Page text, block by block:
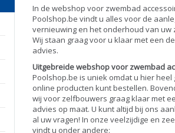
In de webshop voor zwembad
Poolshop.be vindt u alles voor de
vernieuwing en het onderhoud van uw
Wij staan graag voor u klaar met een
advies.
Uitgebreide webshop voor zwembad
Poolshop.be is uniek omdat u hier heel
online producten kunt bestellen.
wij voor zelfbouwers graag klaar met
advies op maat. U kunt altijd bij ons
al uw vragen! In onze veelzijdige en
vindt u onder andere: